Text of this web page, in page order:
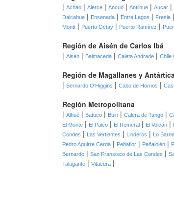
| Achao | Alerce | Ancud | Antilhue | Aucar |
Dalcahue | Ensenada | Entre Lagos | Fresia |
Montt | Puerto Octay | Puerto Ramírez |
Región de Aisén de Carlos Ibá
| Aisén | Balmaceda | Caleta Andrade | Chile
Región de Magallanes y
| Bernardo O'Higgins | Cabo de Hornos |
Región Metropolitana
| Alhué | Batuco | Buin | Calera de Tango |
El Monte | El Paico | El Romeral | El Volcán |
Condes | Las Vertientes | Linderos | Lo
Pedro Aguirre Cerda | Peñaflor | Peñalolén |
Bernardo | San Fransisco de Las Condes |
Talagante | Vitacura |